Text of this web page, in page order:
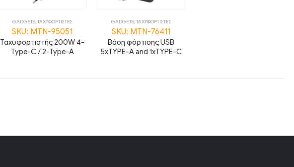
GADGETS, ΤΑΧΥΦΟΡΤΙΣΤΕΣ
SKU: MTN-95051
Ταχυφορτιστής 200W 4-
Type-C / 2-Type-A
GADGETS, ΤΑΧΥΦΟΡΤΙΣΤΕΣ
SKU: MTN-76411
Βάση φόρτισης USB
5xTYPE-A and 1xTYPE-C